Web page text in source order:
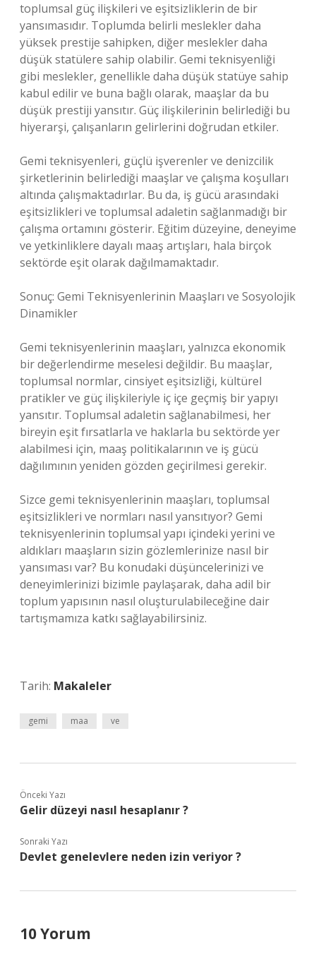
toplumsal güç ilişkileri ve eşitsizliklerin de bir
yansımasıdır. Toplumda belirli meslekler daha
yüksek prestije sahipken, diğer meslekler daha
düşük statülere sahip olabilir. Gemi teknisyenliği
gibi meslekler, genellikle daha düşük statüye sahip
kabul edilir ve buna bağlı olarak, maaşlar da bu
düşük prestiji yansıtır. Güç ilişkilerinin belirlediği bu
hiyerarşi, çalışanların gelirlerini doğrudan etkiler.
Gemi teknisyenleri, güçlü işverenler ve denizcilik
şirketlerinin belirlediği maaşlar ve çalışma koşulları
altında çalışmaktadırlar. Bu da, iş gücü arasındaki
eşitsizlikleri ve toplumsal adaletin sağlanmadığı bir
çalışma ortamını gösterir. Eğitim düzeyine, deneyime
ve yetkinliklere dayalı maaş artışları, hala birçok
sektörde eşit olarak dağılmamaktadır.
Sonuç: Gemi Teknisyenlerinin Maaşları ve Sosyolojik
Dinamikler
Gemi teknisyenlerinin maaşları, yalnızca ekonomik
bir değerlendirme meselesi değildir. Bu maaşlar,
toplumsal normlar, cinsiyet eşitsizliği, kültürel
pratikler ve güç ilişkileriyle iç içe geçmiş bir yapıyı
yansıtır. Toplumsal adaletin sağlanabilmesi, her
bireyin eşit fırsatlarla ve haklarla bu sektörde yer
alabilmesi için, maaş politikalarının ve iş gücü
dağılımının yeniden gözden geçirilmesi gerekir.
Sizce gemi teknisyenlerinin maaşları, toplumsal
eşitsizlikleri ve normları nasıl yansıtıyor? Gemi
teknisyenlerinin toplumsal yapı içindeki yerini ve
aldıkları maaşların sizin gözlemlerinize nasıl bir
yansıması var? Bu konudaki düşüncelerinizi ve
deneyimlerinizi bizimle paylaşarak, daha adil bir
toplum yapısının nasıl oluşturulabileceğine dair
tartışmamıza katkı sağlayabilirsiniz.
Tarih: Makaleler
gemi maa ve
Önceki Yazı
Gelir düzeyi nasıl hesaplanır ?
Sonraki Yazı
Devlet genelevlere neden izin veriyor ?
10 Yorum